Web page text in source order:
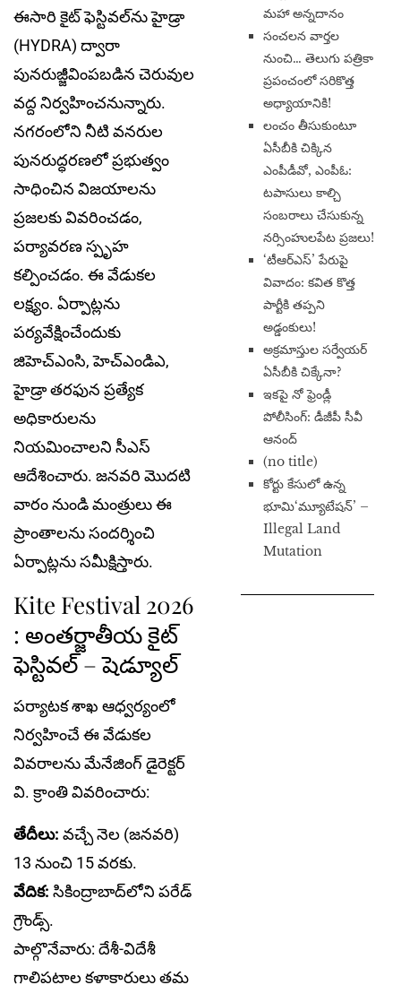
ఈసారి కైట్ ఫెస్టివల్‌ను హైడ్రా
(HYDRA) ద్వారా
పునరుజ్జీవింపబడిన చెరువుల
వద్ద నిర్వహించనున్నారు.
నగరంలోని నీటి వనరుల
పునరుద్ధరణలో ప్రభుత్వం
సాధించిన విజయాలను
ప్రజలకు వివరించడం,
పర్యావరణ స్పృహ
కల్పించడం. ఈ వేడుక‌ల
ల‌క్ష్యం. ఏర్పాట్లను
పర్యవేక్షించేందుకు
జిహెచ్ఎంసి, హెచ్ఎండిఎ,
హైడ్రా తరఫున ప్రత్యేక
అధికారులను
నియమించాలని సీఎస్
ఆదేశించారు. జనవరి మొదటి
వారం నుండి మంత్రులు ఈ
ప్రాంతాలను సందర్శించి
ఏర్పాట్లను సమీక్షిస్తారు.
Kite Festival 2026
: అంతర్జాతీయ కైట్
ఫెస్టివల్ – షెడ్యూల్
పర్యాటక శాఖ ఆధ్వర్యంలో
నిర్వహించే ఈ వేడుకల
వివరాలను మేనేజింగ్ డైరెక్టర్
వి. క్రాంతి వివరించారు:
తేదీలు: వచ్చే నెల (జనవరి)
13 నుంచి 15 వరకు.
వేదిక: సికింద్రాబాద్‌లోని పరేడ్
గ్రౌండ్స్.
పాల్గొనేవారు: దేశీ-విదేశీ
గాలిపటాల కళాకారులు తమ
మహా అన్నదానం
సంచలన వార్తల
నుంచి… తెలుగు పత్రికా
ప్రపంచంలో సరికొత్త
అధ్యాయానికి!
​లంచం తీసుకుంటూ
ఏసీబీకి చిక్కిన
ఎంపీడీవో, ఎంపీఓ:
టపాసులు కాల్చి
సంబరాలు చేసుకున్న
నర్సింహులపేట ప్రజలు!
‘టీఆర్ఎస్’ పేరుపై
వివాదం: కవిత కొత్త
పార్టీకి తప్పని
అడ్డంకులు!
అక్రమాస్తుల సర్వేయర్
ఏసీబీకి చిక్కేనా?
ఇకపై నో ఫ్రెండ్లీ
పోలీసింగ్: డీజీపీ సీవీ
ఆనంద్
(no title)
​కోర్టు కేసులో ఉన్న
భూమి‘మ్యూటేషన్’ –
Illegal Land
Mutation